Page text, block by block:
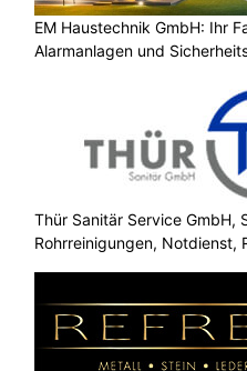
EM Haustechnik GmbH: Ihr
Alarmanlagen und
Thür Sanitär Service GmbH,
Rohrreinigungen, Notdienst,